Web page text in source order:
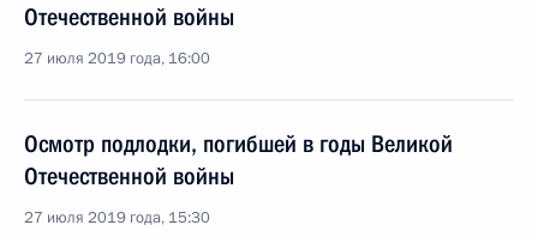
Отечественной войны
27 июля 2019 года, 16:00
Осмотр подлодки, погибшей в годы Великой
Отечественной войны
27 июля 2019 года, 15:30